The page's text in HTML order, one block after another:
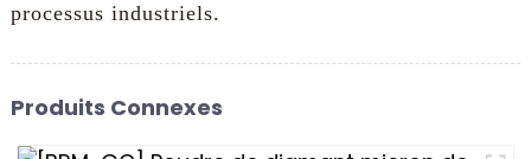
processus industriels.
Produits Connexes